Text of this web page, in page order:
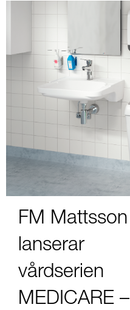
FM Mattsson
lanserar
vårdserien
MEDICARE –